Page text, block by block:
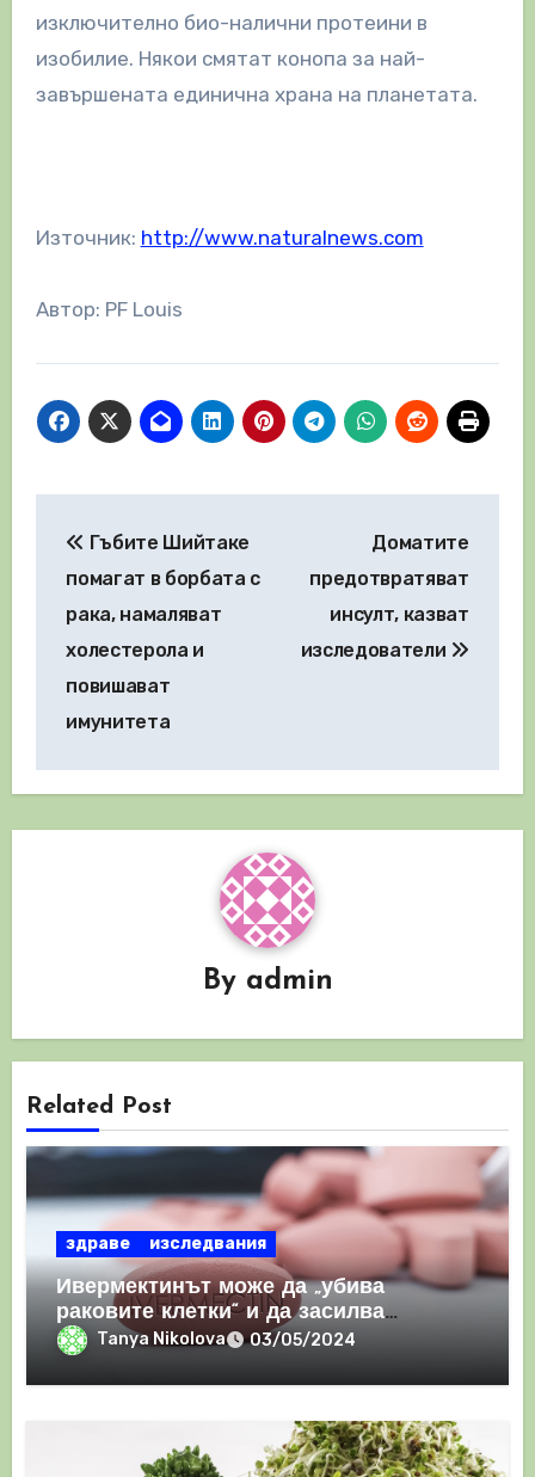
изключително био-налични протеини в
изобилие. Някои смятат конопа за най-
завършената единична храна на планетата.
Източник: http://www.naturalnews.com
Автор: PF Louis
Гъбите Шийтаке
помагат в борбата с
рака, намаляват
холестерола и
повишават
имунитета
Доматите
предотвратяват
инсулт, казват
изследователи
By admin
Related Post
здраве изследвания
Ивермектинът може да „убива
раковите клетки“ и да засилва
имунния отговор
Tanya Nikolova 03/05/2024